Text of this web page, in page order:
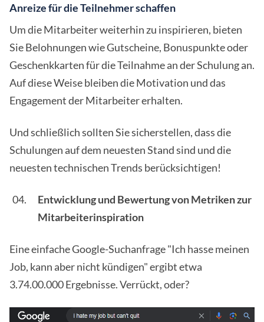
Anreize für die Teilnehmer schaffen
Um die Mitarbeiter weiterhin zu inspirieren, bieten
Sie Belohnungen wie Gutscheine, Bonuspunkte oder
Geschenkkarten für die Teilnahme an der Schulung an.
Auf diese Weise bleiben die Motivation und das
Engagement der Mitarbeiter erhalten.
Und schließlich sollten Sie sicherstellen, dass die
Schulungen auf dem neuesten Stand sind und die
neuesten technischen Trends berücksichtigen!
Entwicklung und Bewertung von Metriken zur
Mitarbeiterinspiration
Eine einfache Google-Suchanfrage "Ich hasse meinen
Job, kann aber nicht kündigen" ergibt etwa
3.74.00.000 Ergebnisse. Verrückt, oder?